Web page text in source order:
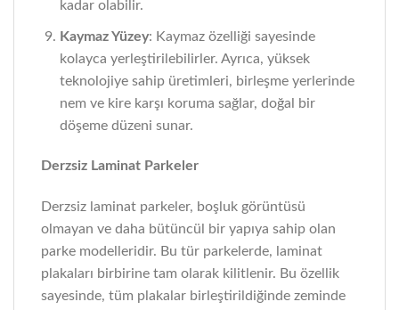
kadar olabilir.
Kaymaz Yüzey: Kaymaz özelliği sayesinde
kolayca yerleştirilebilirler. Ayrıca, yüksek
teknolojiye sahip üretimleri, birleşme yerlerinde
nem ve kire karşı koruma sağlar, doğal bir
döşeme düzeni sunar.
Derzsiz Laminat Parkeler
Derzsiz laminat parkeler, boşluk görüntüsü
olmayan ve daha bütüncül bir yapıya sahip olan
parke modelleridir. Bu tür parkelerde, laminat
plakaları birbirine tam olarak kilitlenir. Bu özellik
sayesinde, tüm plakalar birleştirildiğinde zeminde